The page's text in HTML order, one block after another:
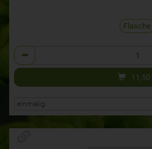
Flasche
Anzahl
11,50